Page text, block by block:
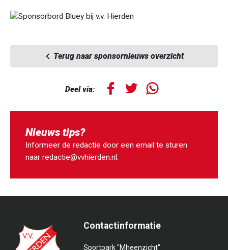
Terug naar sponsornieuws overzicht
Deel via:
Nieuws tips?
Informeer de redactie door een email te sturen
naar redactie@vvhierden.nl.
Contactinformatie
Sportpark "Mheenzicht"